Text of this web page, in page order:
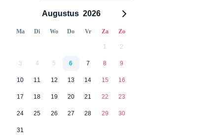
Augustus 2026
Ma Di Wo Do Vr Za Zo
1 2
3 4 5 6 7 8 9
10 11 12 13 14 15 16
17 18 19 20 21 22 23
24 25 26 27 28 29 30
31